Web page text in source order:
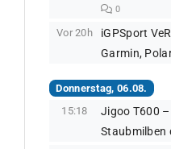
0
Vor 20h
iGPSport
Garmin,
Donnerstag, 06.08.
15:18
Jigoo T600
Staubmilben